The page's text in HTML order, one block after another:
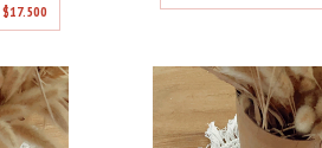
$17.500